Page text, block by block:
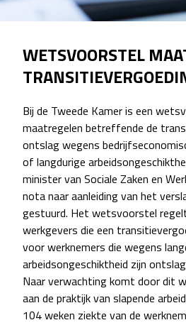
WETSVOORSTEL
Bij de Tweede Kamer is een
maatregelen betreffende de
ontslag wegens
of langdurige
minister van Sociale Zaken en
nota naar aanleiding van het
gestuurd. Het wetsvoorstel
werkgevers die een
voor werknemers die wegens
arbeidsongeschiktheid zijn
Naar verwachting komt door dit
aan de praktijk van slapende
104 weken ziekte van de